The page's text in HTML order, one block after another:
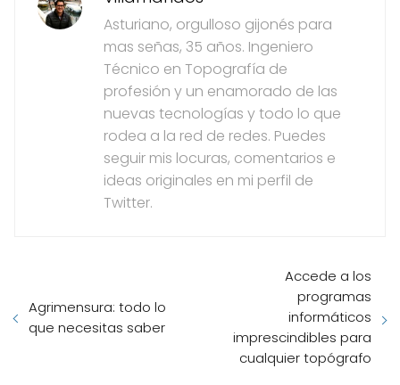
Asturiano, orgulloso gijonés para
mas señas, 35 años. Ingeniero
Técnico en Topografía de
profesión y un enamorado de las
nuevas tecnologías y todo lo que
rodea a la red de redes. Puedes
seguir mis locuras, comentarios e
ideas originales en mi perfil de
Twitter.
Agrimensura: todo lo
que necesitas saber
Accede a los
programas
informáticos
imprescindibles para
cualquier topógrafo